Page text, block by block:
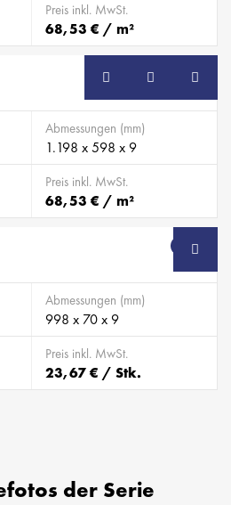
Preis inkl. MwSt.
68,53 € / m²
Abmessungen (mm)
1.198 x 598 x 9
Preis inkl. MwSt.
68,53 € / m²
SB
Abmessungen (mm)
998 x 70 x 9
Preis inkl. MwSt.
23,67 € / Stk.
der Serie